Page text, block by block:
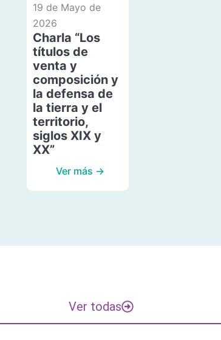
19 de Mayo de
2026
Charla “Los
títulos de
venta y
composición y
la defensa de
la tierra y el
territorio,
siglos XIX y
XX”
Ver más →
Ver todas